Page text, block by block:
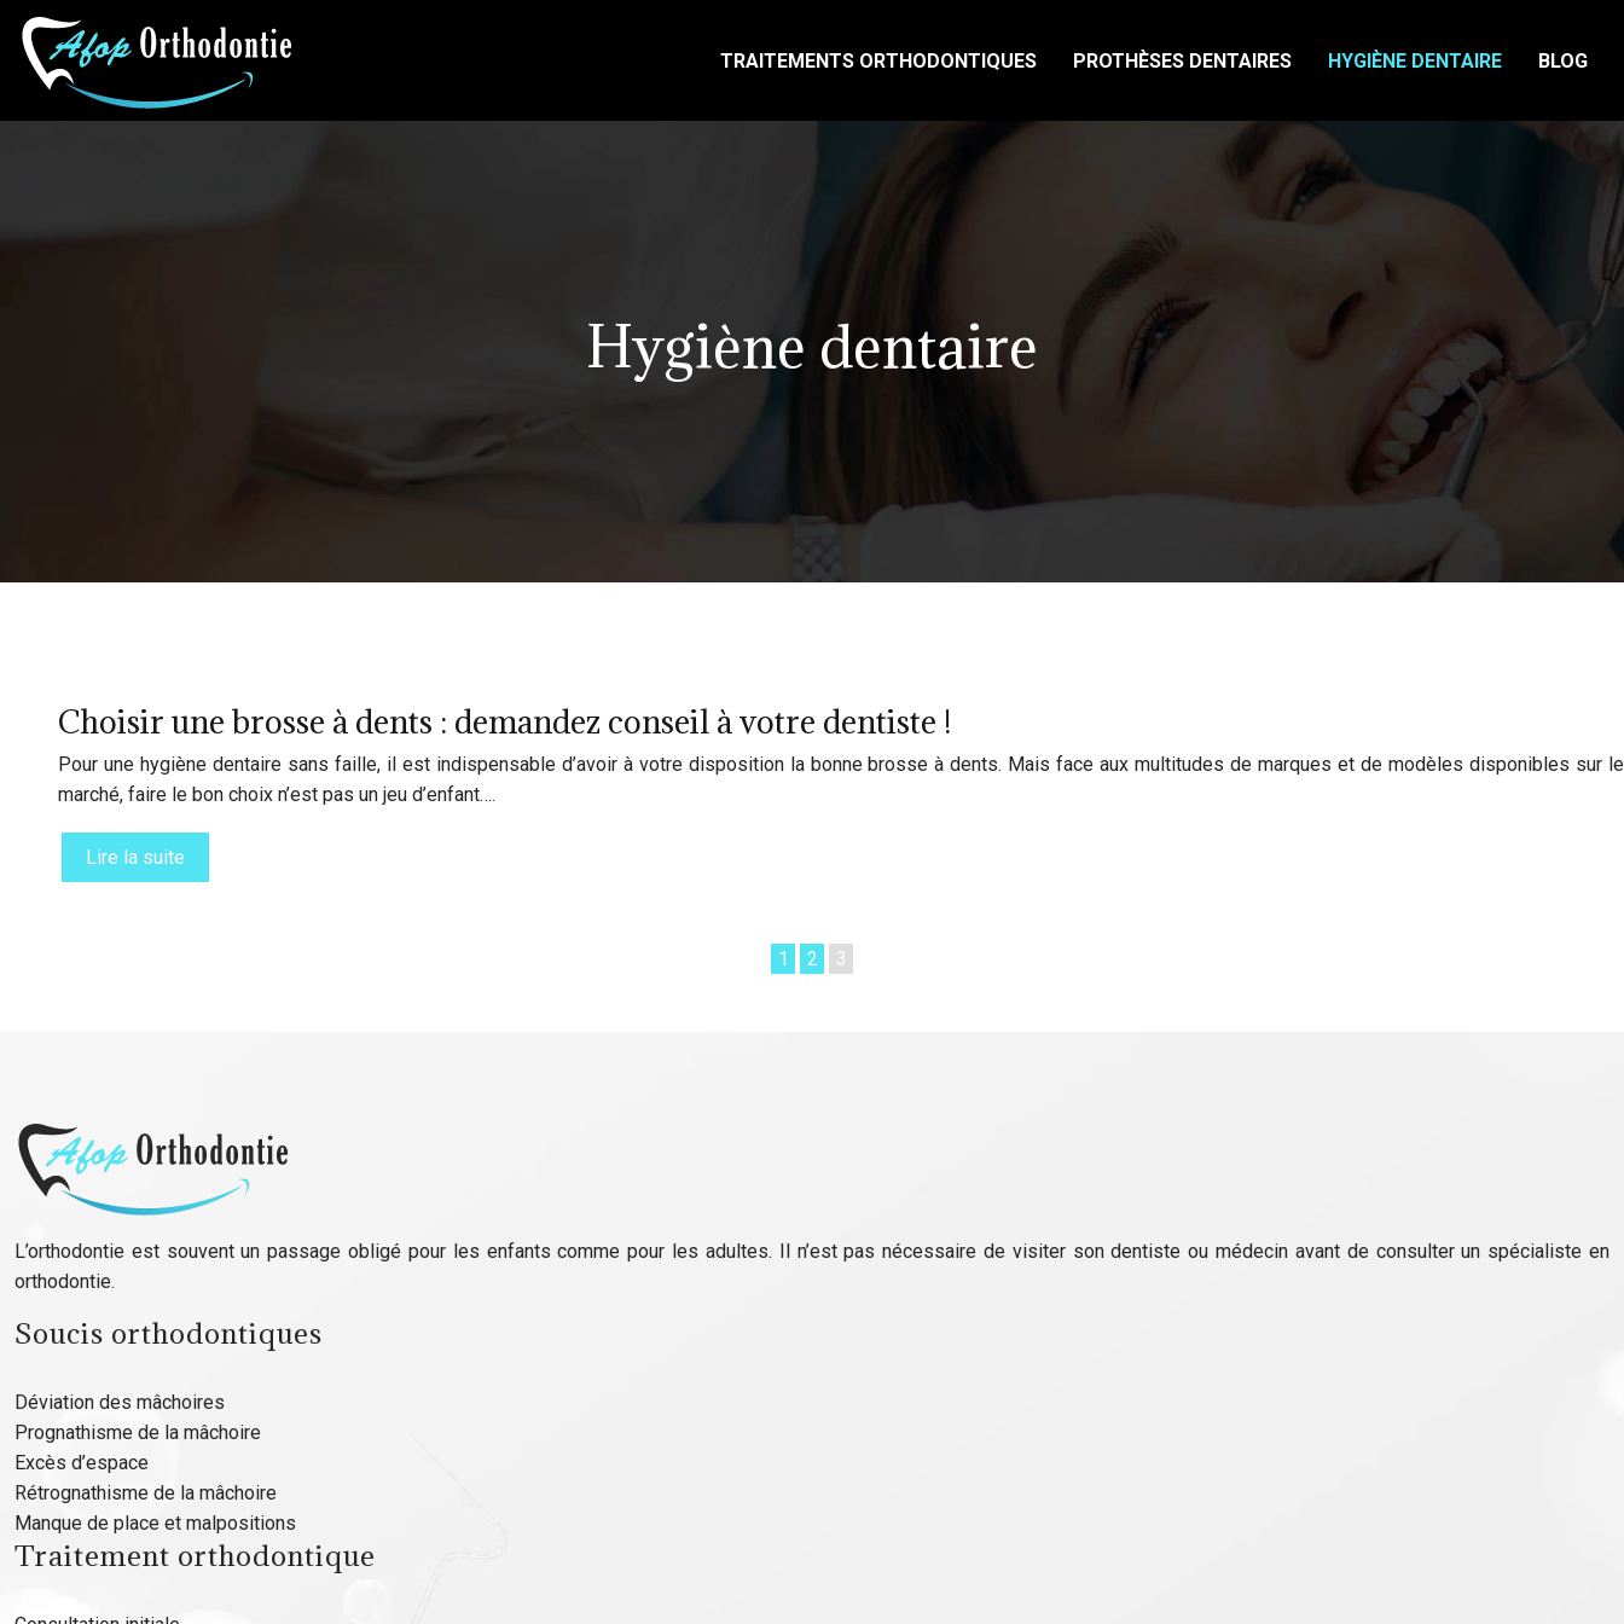
TRAITEMENTS ORTHODONTIQUES PROTHÈSES DENTAIRES HYGIÈNE DENTAIRE BLOG
Hygiène dentaire
Choisir une brosse à dents : demandez conseil à votre dentiste !
Pour une hygiène dentaire sans faille, il est indispensable d’avoir à votre disposition la bonne brosse à dents. Mais face aux multitudes de marques et de modèles disponibles sur le
marché, faire le bon choix n’est pas un jeu d’enfant….
Lire la suite
1 2 3
L’orthodontie est souvent un passage obligé pour les enfants comme pour les adultes. Il n’est pas nécessaire de visiter son dentiste ou médecin avant de consulter un spécialiste en
orthodontie.
Soucis orthodontiques
Déviation des mâchoires
Prognathisme de la mâchoire
Excès d’espace
Rétrognathisme de la mâchoire
Manque de place et malpositions
Traitement orthodontique